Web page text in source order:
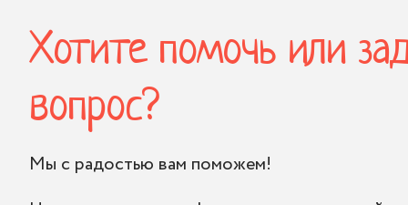
Хотите помочь или
вопрос?
Мы с радостью вам поможем!